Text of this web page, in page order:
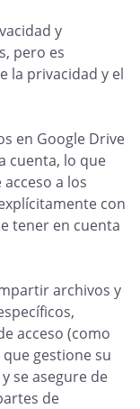
y
pero es
la privacidad y el
en Google Drive
cuenta, lo que
a los
con
tener en cuenta
archivos y
acceso (como
gestione su
se asegure de
de